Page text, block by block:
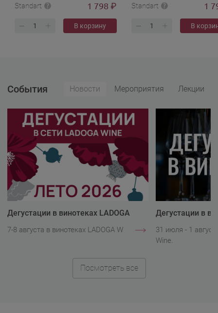
Standart 1 798 ₽
В корзину
Standart 1
В
События Новости Мероприятия Лекции
Дегустации в винотеках LADOGA
7-8 августа в винотеках LADOGA Wine.
Дегустации в
31 июля - 1
Wine.
Посмотреть все